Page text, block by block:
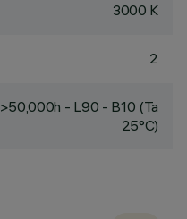
3000 K
2
>50,000h - L90 - B10 (Ta
25°C)